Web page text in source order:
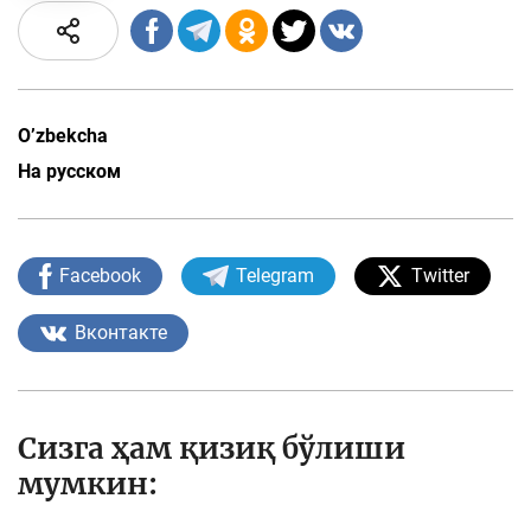
O’zbekcha
На русском
Facebook Telegram Twitter
Вконтакте
Сизга ҳам қизиқ бўлиши
мумкин: